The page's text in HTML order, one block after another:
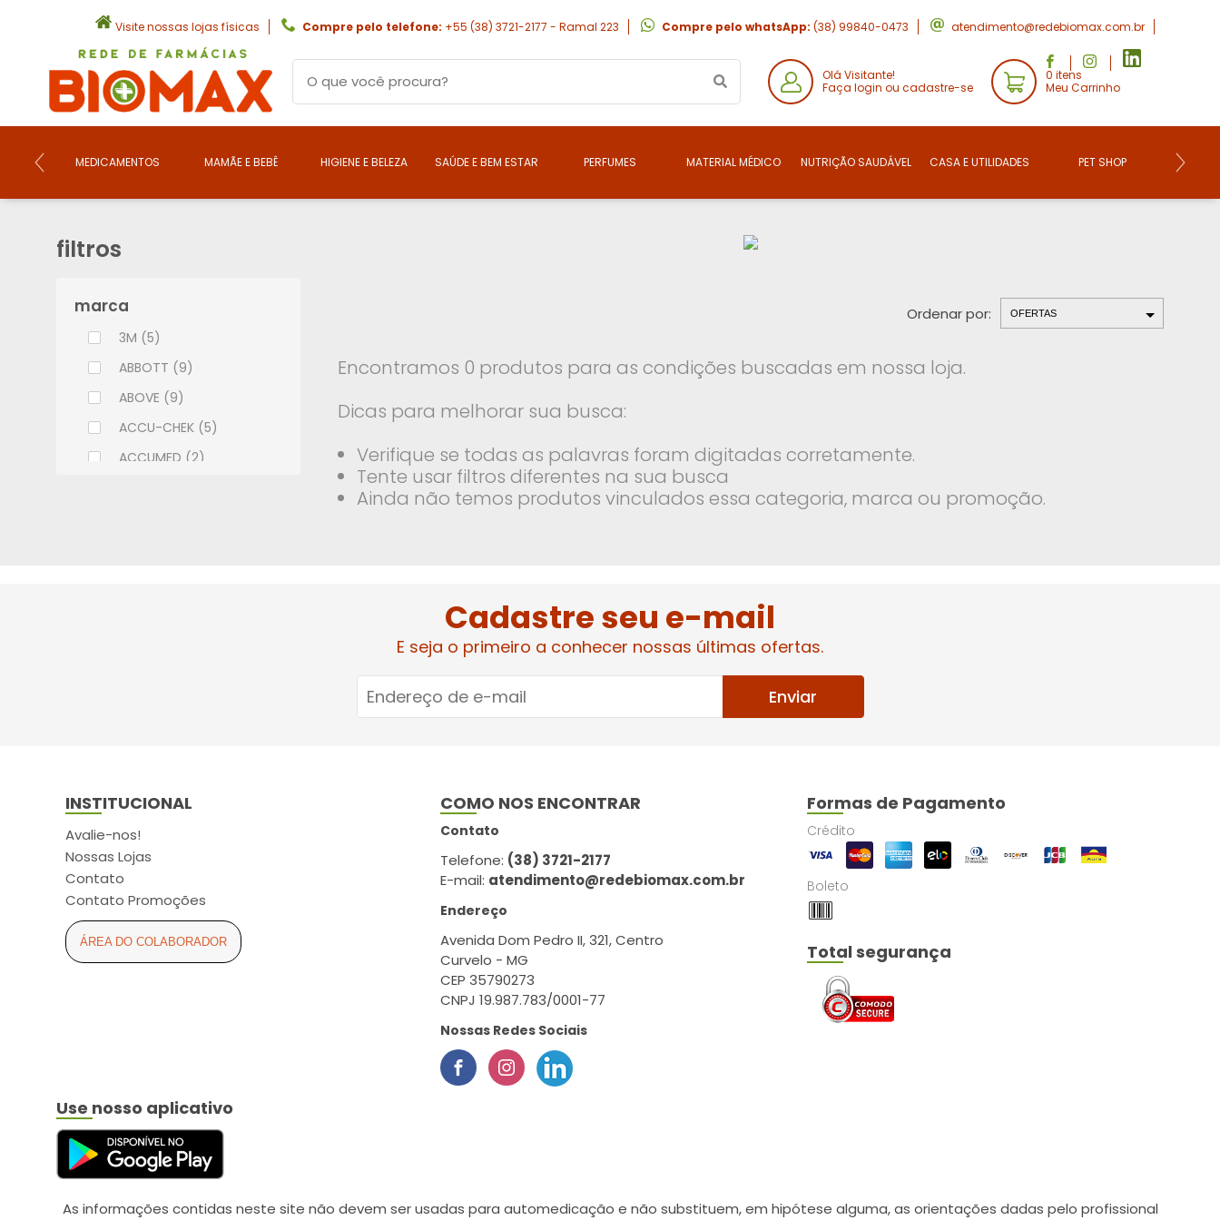
Visite nossas lojas físicas Compre pelo telefone: +55 (38) 3721-2177 - Ramal 223 Compre pelo whatsApp: (38) 99840-0473 atendimento@redebiomax.com.br
Olá Visitante!
Faça login ou cadastre-se
0 itens
Meu Carrinho
MEDICAMENTOS MAMÃE E BEBÊ HIGIENE E BELEZA SAÚDE E BEM ESTAR PERFUMES MATERIAL MÉDICO NUTRIÇÃO SAUDÁVEL CASA E UTILIDADES PET SHOP
filtros
marca
3M (5)
ABBOTT (9)
ABOVE (9)
ACCU-CHEK (5)
ACCUMED (2)
ARCOR (2)
ARESE (3)
ASPEN (11)
ASTRAZENECA (5)
ATUALIZAR (16)
BABY SEC (6)
BALDACCI (4)
BAUDUCCO (2)
BAUSCH LOMB (1)
Ordenar por:
Encontramos 0 produtos para as condições buscadas em nossa loja.
Dicas para melhorar sua busca:
Verifique se todas as palavras foram digitadas corretamente.
Tente usar filtros diferentes na sua busca
Ainda não temos produtos vinculados essa categoria, marca ou promoção.
Cadastre seu e-mail
E seja o primeiro a conhecer nossas últimas ofertas.
Enviar
INSTITUCIONAL
Avalie-nos!
Nossas Lojas
Contato
Contato Promoções
ÁREA DO COLABORADOR
COMO NOS ENCONTRAR
Contato
Telefone: (38) 3721-2177
E-mail: atendimento@redebiomax.com.br
Endereço
Avenida Dom Pedro II, 321, Centro
Curvelo - MG
CEP 35790273
CNPJ 19.987.783/0001-77
Nossas Redes Sociais
Formas de Pagamento
Crédito
Boleto
Total segurança
Use nosso aplicativo
As informações contidas neste site não devem ser usadas para automedicação e não substituem, em hipótese alguma, as orientações dadas pelo profissional